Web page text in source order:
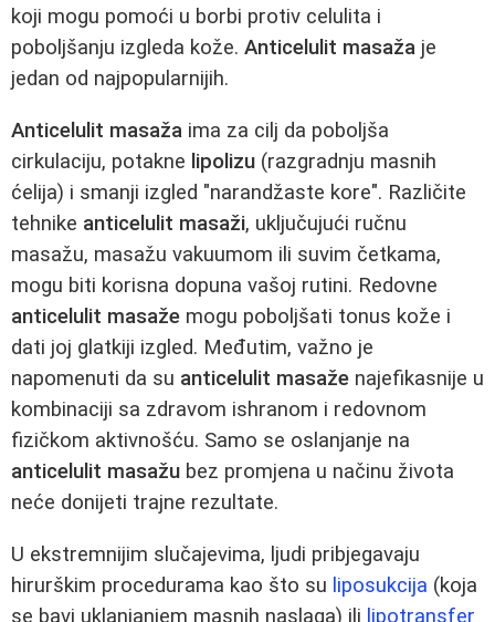
koji mogu pomoći u borbi protiv celulita i
poboljšanju izgleda kože. Anticelulit masaža je
jedan od najpopularnijih.
Anticelulit masaža ima za cilj da poboljša
cirkulaciju, potakne lipolizu (razgradnju masnih
ćelija) i smanji izgled "narandžaste kore". Različite
tehnike anticelulit masaži, uključujući ručnu
masažu, masažu vakuumom ili suvim četkama,
mogu biti korisna dopuna vašoj rutini. Redovne
anticelulit masaže mogu poboljšati tonus kože i
dati joj glatkiji izgled. Međutim, važno je
napomenuti da su anticelulit masaže najefikasnije u
kombinaciji sa zdravom ishranom i redovnom
fizičkom aktivnošću. Samo se oslanjanje na
anticelulit masažu bez promjena u načinu života
neće donijeti trajne rezultate.
U ekstremnijim slučajevima, ljudi pribjegavaju
hirurškim procedurama kao što su liposukcija (koja
se bavi uklanjanjem masnih naslaga) ili lipotransfer